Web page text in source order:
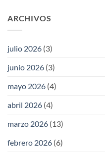
ARCHIVOS
julio 2026 (3)
junio 2026 (3)
mayo 2026 (4)
abril 2026 (4)
marzo 2026 (13)
febrero 2026 (6)